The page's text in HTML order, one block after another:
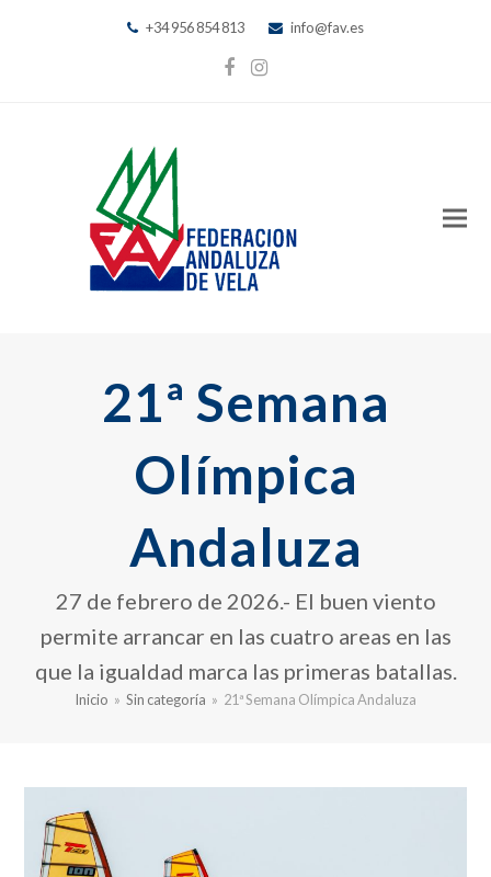
+34 956 854 813 info@fav.es
Facebook
Instagram
21ª Semana
Olímpica
Andaluza
27 de febrero de 2026.- El buen viento
permite arrancar en las cuatro areas en las
que la igualdad marca las primeras batallas.
Inicio » Sin categoría » 21ª Semana Olímpica Andaluza